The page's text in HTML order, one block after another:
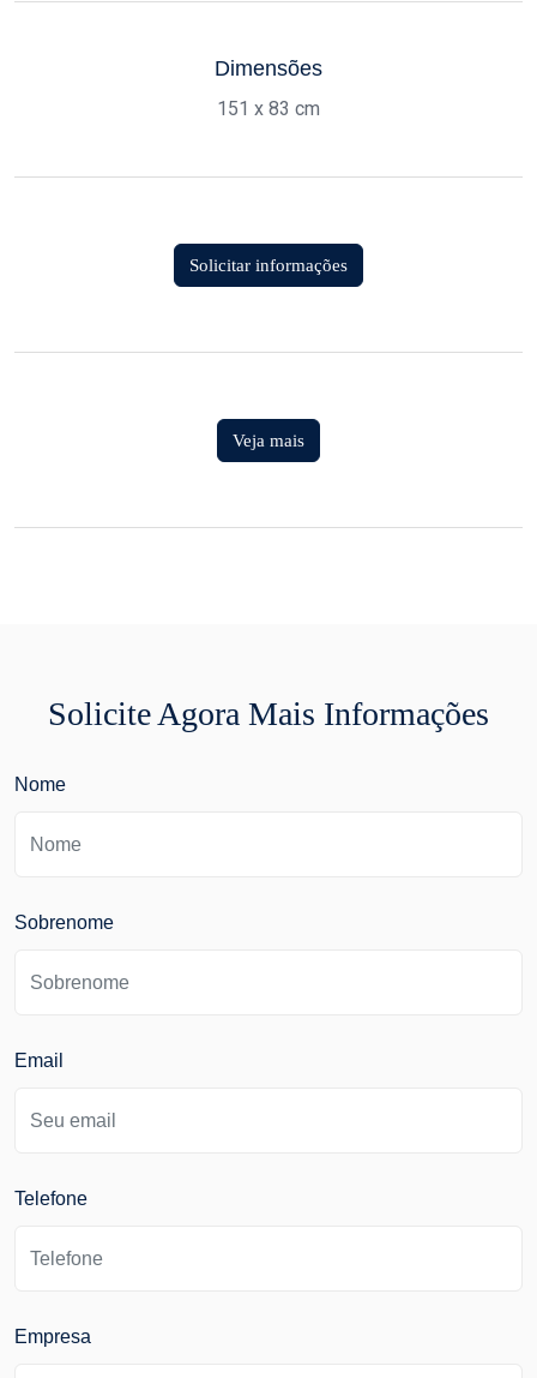
Dimensões
151 x 83 cm
Solicitar informações
Veja mais
Solicite Agora Mais Informações
Nome
Sobrenome
Email
Telefone
Empresa